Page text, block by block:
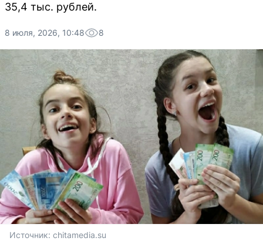
35,4 тыс. рублей.
8 июля, 2026, 10:48 8
Источник: chitamedia.su